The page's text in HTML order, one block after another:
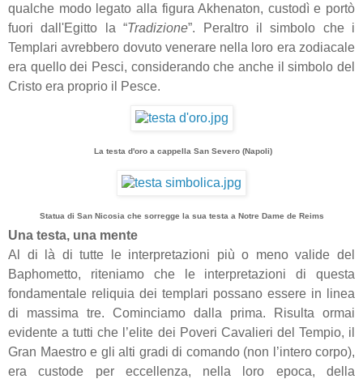
qualche modo legato alla figura Akhenaton, custodì e portò
fuori dall'Egitto la “Tradizione”. Peraltro il simbolo che i
Templari avrebbero dovuto venerare nella loro era zodiacale
era quello dei Pesci, considerando che anche il simbolo del
Cristo era proprio il Pesce.
La testa d'oro a cappella San Severo (Napoli)
Statua di San Nicosia che sorregge la sua testa a Notre Dame de Reims
Una testa, una mente
Al di là di tutte le interpretazioni più o meno valide del
Baphometto, riteniamo che le interpretazioni di questa
fondamentale reliquia dei templari possano essere in linea
di massima tre. Cominciamo dalla prima. Risulta ormai
evidente a tutti che l’elite dei Poveri Cavalieri del Tempio, il
Gran Maestro e gli alti gradi di comando (non l’intero corpo),
era custode per eccellenza, nella loro epoca, della